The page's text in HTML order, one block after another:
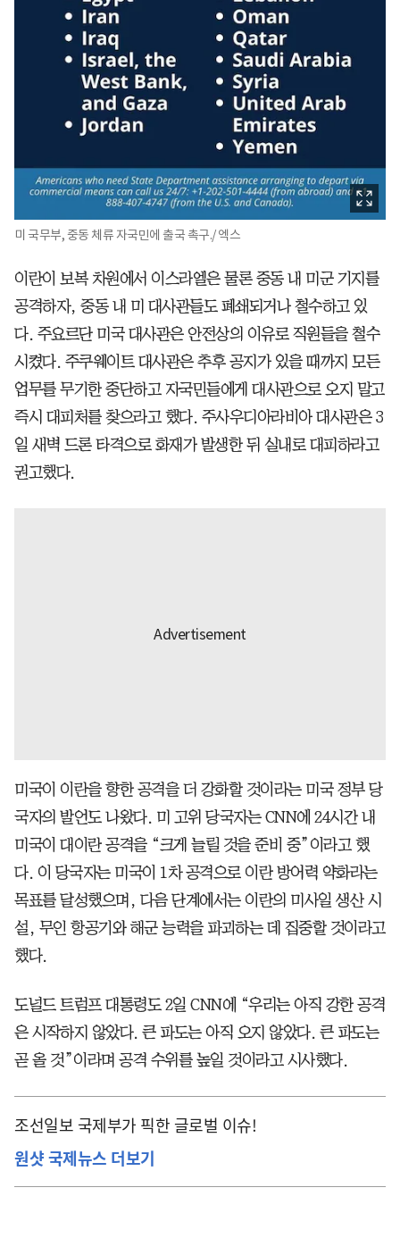
미 국무부, 중동 체류 자국민에 출국 촉구./ 엑스
이란이 보복 차원에서 이스라엘은 물론 중동 내 미군 기지를
공격하자, 중동 내 미 대사관들도 폐쇄되거나 철수하고 있
다. 주요르단 미국 대사관은 안전상의 이유로 직원들을 철수
시켰다. 주쿠웨이트 대사관은 추후 공지가 있을 때까지 모든
업무를 무기한 중단하고 자국민들에게 대사관으로 오지 말고
즉시 대피처를 찾으라고 했다. 주사우디아라비아 대사관은 3
일 새벽 드론 타격으로 화재가 발생한 뒤 실내로 대피하라고
권고했다.
미국이 이란을 향한 공격을 더 강화할 것이라는 미국 정부 당
국자의 발언도 나왔다. 미 고위 당국자는 CNN에 24시간 내
미국이 대이란 공격을 “크게 늘릴 것을 준비 중”이라고 했
다. 이 당국자는 미국이 1차 공격으로 이란 방어력 약화라는
목표를 달성했으며, 다음 단계에서는 이란의 미사일 생산 시
설, 무인 항공기와 해군 능력을 파괴하는 데 집중할 것이라고
했다.
도널드 트럼프 대통령도 2일 CNN에 “우리는 아직 강한 공격
은 시작하지 않았다. 큰 파도는 아직 오지 않았다. 큰 파도는
곧 올 것”이라며 공격 수위를 높일 것이라고 시사했다.
조선일보 국제부가 픽한 글로벌 이슈!
원샷 국제뉴스 더보기